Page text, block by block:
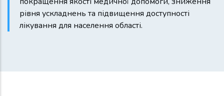
рівня ускладнень та підвищення доступності
лікування для населення області.